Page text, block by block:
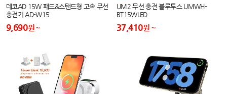
데코AD 15W 패드&스탠드형 고속 무선
충전기 AD-W15
9,690원
UM2 무선 충전 블루투스 UMWH-
BT15WLED
37,410원